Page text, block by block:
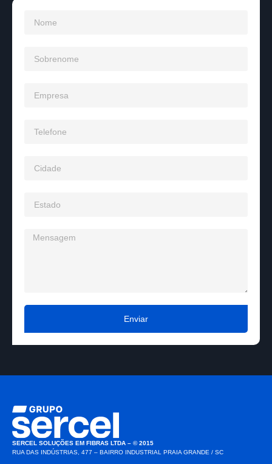
Enviar
SERCEL SOLUÇÕES EM FIBRAS LTDA – © 2015
RUA DAS INDÚSTRIAS, 477 – BAIRRO INDUSTRIAL PRAIA GRANDE / SC